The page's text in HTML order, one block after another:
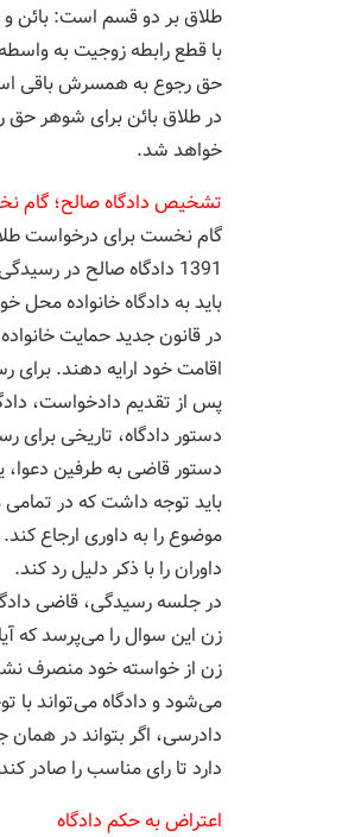
طلاق بر دو قسم است: بائن
با قطع رابطه زوجیت به
حق رجوع به همسرش باقی
در طلاق بائن برای شوهر حق
خواهد شد.
تشخیص دادگاه صالح؛ گام
1391 دادگاه صالح در
باید به دادگاه خانواده محل
در قانون جدید حمایت
اقامت خود ارایه دهند.
پس از تقدیم دادخواست،
دستور دادگاه، تاریخی برای
دستور قاضی به طرفین
باید توجه داشت که در
موضوع را به داوری ارجاع کند.
داوران را با ذکر دلیل رد کند.
در جلسه رسیدگی، قاضی
زن این سوال را می‌پرسد که
زن از خواسته خود منصرف
می‌شود و دادگاه می‌تواند با
دادرسی، اگر بتواند در
دارد تا رای مناسب را صادر
اعتراض به حکم دادگاه